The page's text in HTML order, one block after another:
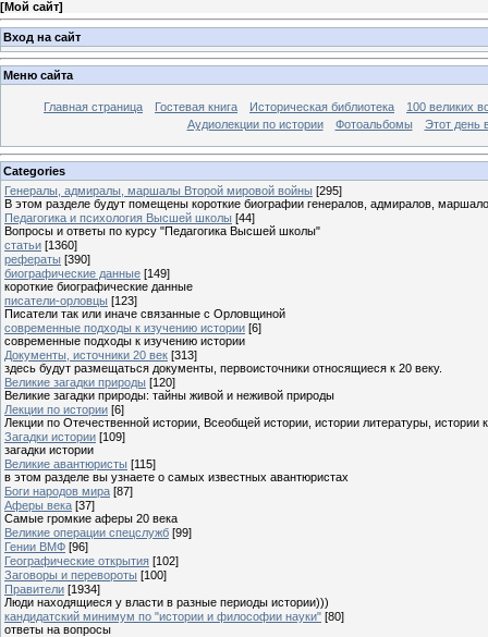
[Мой сайт]
Вход на сайт
Меню сайта
Главная страница Гостевая книга Историческая библиотека
100 великих
Аудиолекции по истории
Фотоальбомы Этот день
Categories
Генералы, адмиралы, маршалы Второй мировой войны [295]
В этом разделе будут помещены короткие биографии генералов, адмиралов,
Педагогика и психология Высшей школы [44]
Вопросы и ответы по курсу "Педагогика Высшей школы"
статьи [1360]
рефераты [390]
биографические данные [149]
короткие биографические данные
писатели-орловцы [123]
Писатели так или иначе связанные с Орловщиной
современные подходы к изучению истории [6]
современные подходы к изучению истории
Документы, источники 20 век [313]
здесь будут размещаться документы, первоисточники относящиеся к 20 веку.
Великие загадки природы [120]
Великие загадки природы: тайны живой и неживой природы
Лекции по истории [6]
Лекции по Отечественной истории, Всеобщей истории, истории литературы, истории
Загадки истории [109]
загадки истории
Великие авантюристы [115]
в этом разделе вы узнаете о самых известных авантюристах
Боги народов мира [87]
Аферы века [37]
Самые громкие аферы 20 века
Великие операции спецслужб [99]
Гении ВМФ [96]
Географические открытия [102]
Заговоры и перевороты [100]
Правители [1934]
Люди находящиеся у власти в разные периоды истории)))
кандидатский минимум по "истории и философии науки" [80]
ответы на вопросы